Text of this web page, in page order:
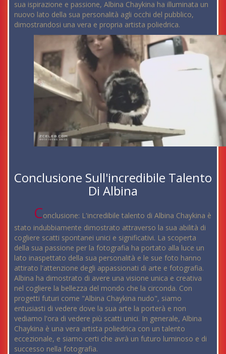
sua ispirazione e passione, Albina Chaykina ha illuminata un
nuovo lato della sua personalità agli occhi del pubblico,
dimostrandosi una vera e propria artista poliedrica.
Conclusione Sull'incredibile Talento
Di Albina
Conclusione: L'incredibile talento di Albina Chaykina è
stato indubbiamente dimostrato attraverso la sua abilità di
cogliere scatti spontanei unici e significativi. La scoperta
della sua passione per la fotografia ha portato alla luce un
lato inaspettato della sua personalità e le sue foto hanno
attirato l'attenzione degli appassionati di arte e fotografia.
Albina ha dimostrato di avere una visione unica e creativa
nel cogliere la bellezza del mondo che la circonda. Con
progetti futuri come "Albina Chaykina nudo", siamo
entusiasti di vedere dove la sua arte la porterà e non
vediamo l'ora di vedere più scatti unici. In generale, Albina
Chaykina è una vera artista poliedrica con un talento
eccezionale, e siamo certi che avrà un futuro luminoso e di
successo nella fotografia.